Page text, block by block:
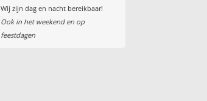
Wij zijn dag en nacht bereikbaar!
Ook in het weekend en op
feestdagen